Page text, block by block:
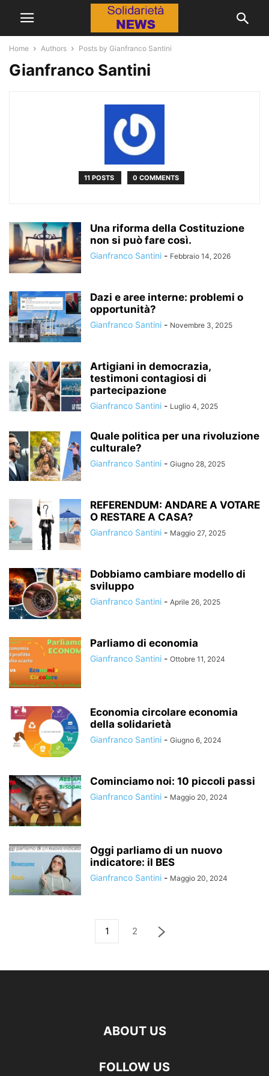
Home Authors Posts by Gianfranco Santini
Gianfranco Santini
11 POSTS 0 COMMENTS
Una riforma della Costituzione
non si può fare così.
Gianfranco Santini - Febbraio 14, 2026
Dazi e aree interne: problemi o
opportunità?
Gianfranco Santini - Novembre 3, 2025
Artigiani in democrazia,
testimoni contagiosi di
partecipazione
Gianfranco Santini - Luglio 4, 2025
Quale politica per una rivoluzione
culturale?
Gianfranco Santini - Giugno 28, 2025
REFERENDUM: ANDARE A VOTARE
O RESTARE A CASA?
Gianfranco Santini - Maggio 27, 2025
Dobbiamo cambiare modello di
sviluppo
Gianfranco Santini - Aprile 26, 2025
Parliamo di economia
Gianfranco Santini - Ottobre 11, 2024
Economia circolare economia
della solidarietà
Gianfranco Santini - Giugno 6, 2024
Cominciamo noi: 10 piccoli passi
Gianfranco Santini - Maggio 20, 2024
Oggi parliamo di un nuovo
indicatore: il BES
Gianfranco Santini - Maggio 20, 2024
1 2
ABOUT US
FOLLOW US